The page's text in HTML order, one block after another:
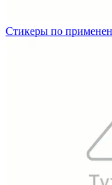
О компании
Стикеры по